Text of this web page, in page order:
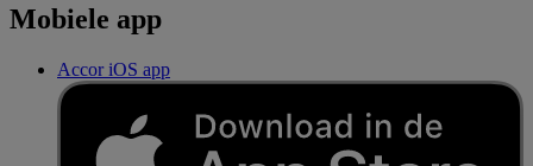
Mobiele app
Accor iOS app